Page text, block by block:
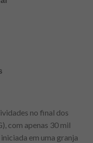
no final dos
com apenas 30 mil
em uma granja